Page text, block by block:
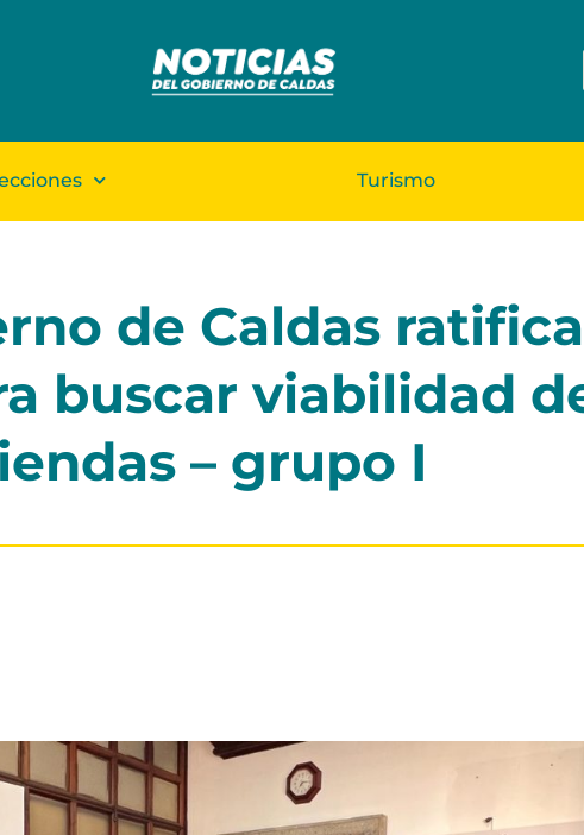
Turismo
de Caldas
buscar viabilidad
– grupo I